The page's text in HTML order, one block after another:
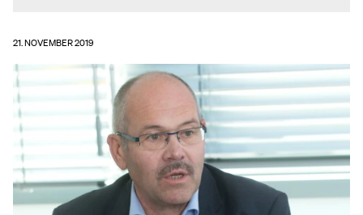
21. NOVEMBER 2019